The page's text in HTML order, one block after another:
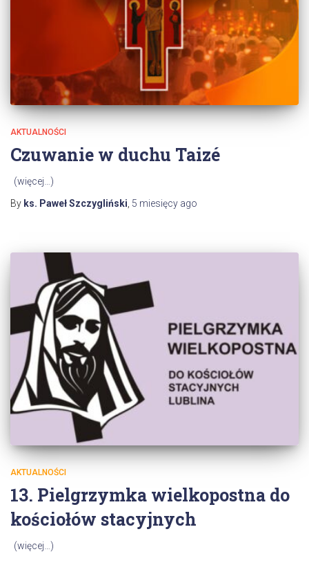
AKTUALNOŚCI
Czuwanie w duchu Taizé
(więcej…)
By ks. Paweł Szczygliński 5 miesięcy ago
AKTUALNOŚCI
13. Pielgrzymka wielkopostna do
kościołów stacyjnych
(więcej…)